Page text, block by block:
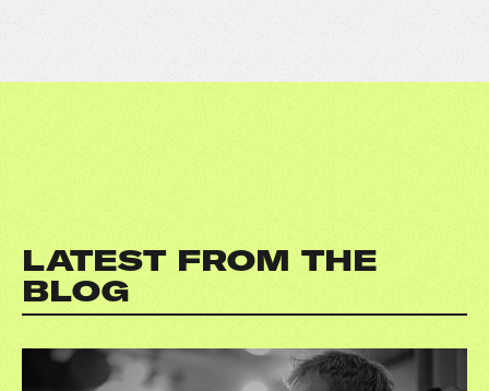
LATEST FROM THE
BLOG